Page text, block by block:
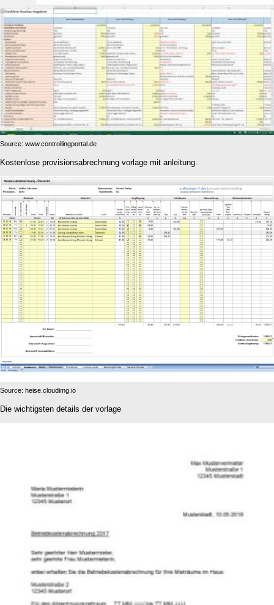
Source: www.controllingportal.de
Kostenlose provisionsabrechnung vorlage mit anleitung.
Source: heise.cloudimg.io
Die wichtigsten details der vorlage